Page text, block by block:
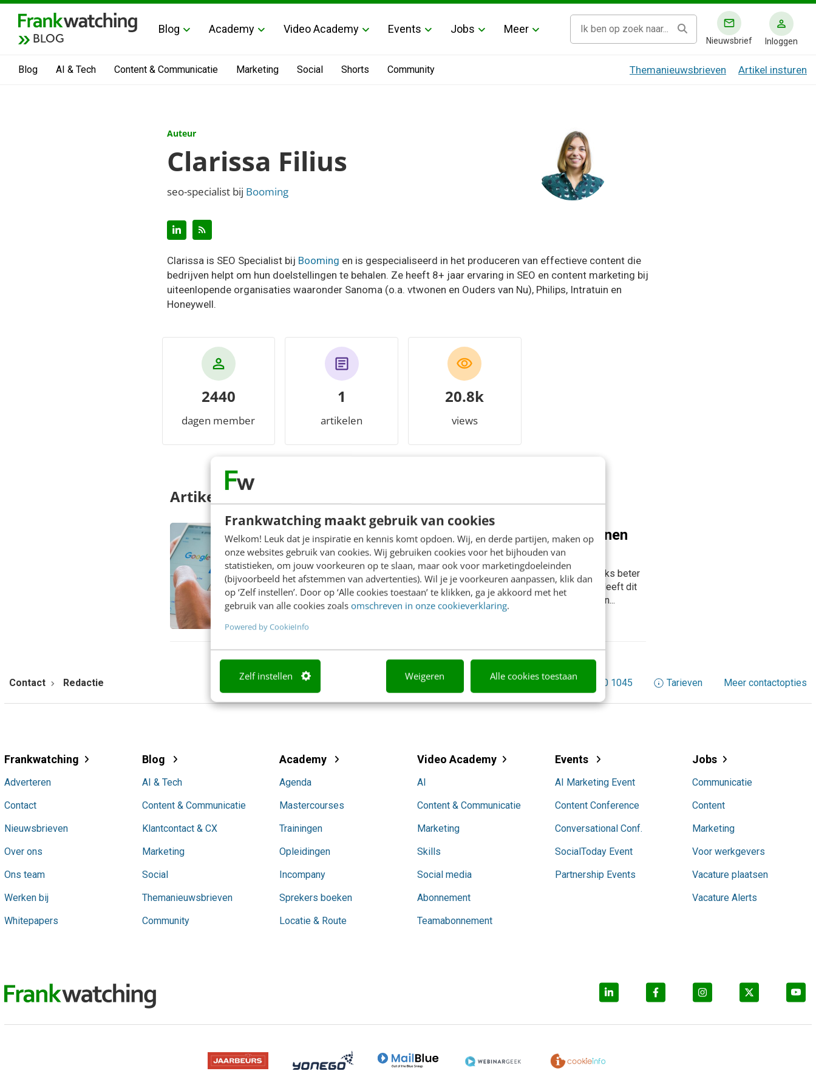
Frankwatching maakt gebruik van cookies
Welkom! Leuk dat je inspiratie en kennis komt opdoen. Wij, en derde partijen, maken op
onze websites gebruik van cookies. Wij gebruiken cookies voor het bijhouden van
statistieken, om jouw voorkeuren op te slaan, maar ook voor marketingdoeleinden
(bijvoorbeeld het afstemmen van advertenties). Wil je je voorkeuren aanpassen, klik dan
op ‘Zelf instellen’. Door op ‘Alle cookies toestaan’ te klikken, ga je akkoord met het
gebruik van alle cookies zoals omschreven in onze cookieverklaring.
Powered by CookieInfo
Zelf instellen Weigeren Alle cookies toestaan
BLOG
Blog Academy Video Academy Events Jobs Meer
Nieuwsbrief Inloggen
Blog AI & Tech Content & Communicatie Marketing Social Shorts Community Themanieuwsbrieven Artikel insturen
Auteur
Clarissa Filius
seo-specialist bij Booming
Clarissa is SEO Specialist bij Booming en is gespecialiseerd in het produceren van effectieve content die
bedrijven helpt om hun doelstellingen te behalen. Ze heeft 8+ jaar ervaring in SEO en content marketing bij
uiteenlopende organisaties waaronder Sanoma (o.a. vtwonen en Ouders van Nu), Philips, Intratuin en
Honeywell.
2440
dagen member
1
artikelen
22.6k
views
Artikelen
Nieuwe nofollow-regels van Google: dit betekenen
ze voor SEO
Google introduceert twee nieuwe linktypes, waarmee de zoekmachine links beter
hoopt te identificeren. De link met nofollow heeft een update gekregen. Heeft dit
invloed op linkbuilding? Alles wat je moet weten over de nieuwe richtlijnen...
Contact Redactie redactie@frankwatching.com +31 30 200 1045 Tarieven Meer contactopties
Frankwatching
Adverteren
Contact
Nieuwsbrieven
Over ons
Ons team
Werken bij
Whitepapers
Blog
AI & Tech
Content & Communicatie
Klantcontact & CX
Marketing
Social
Themanieuwsbrieven
Community
Academy
Agenda
Mastercourses
Trainingen
Opleidingen
Incompany
Sprekers boeken
Locatie & Route
Video Academy
AI
Content & Communicatie
Marketing
Skills
Social media
Abonnement
Teamabonnement
Events
AI Marketing Event
Content Conference
Conversational Conf.
SocialToday Event
Partnership Events
Jobs
Communicatie
Content
Marketing
Voor werkgevers
Vacature plaatsen
Vacature Alerts